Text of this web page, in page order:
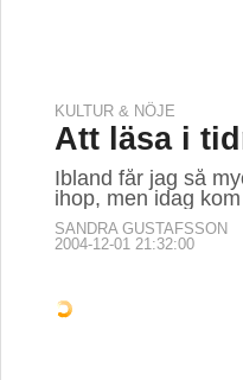
KULTUR & NÖJE
Att läsa i
Ibland får jag så
ihop, men idag
SANDRA GUSTAFSSON
2004-12-01 21:32:00